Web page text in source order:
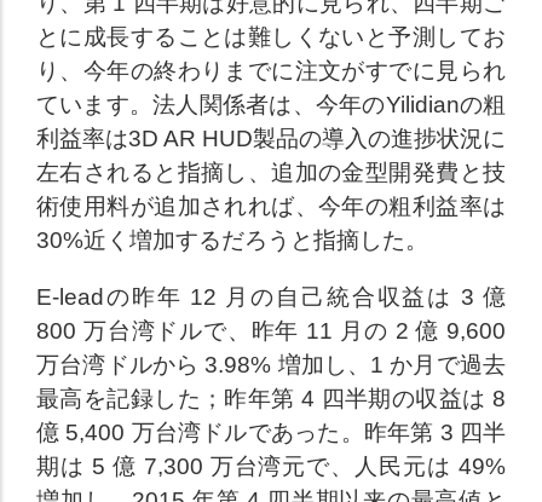
とに成長することは難しくないと予測してお
り、今年の終わりまでに注文がすでに見られ
ています。法人関係者は、今年のYilidianの粗
利益率は3D AR HUD製品の導入の進捗状況に
左右されると指摘し、追加の金型開発費と技
術使用料が追加されれば、今年の粗利益率は
30%近く増加するだろうと指摘した。
E-leadの昨年 12 月の自己統合収益は 3 億
800 万台湾ドルで、昨年 11 月の 2 億 9,600
万台湾ドルから 3.98% 増加し、1 か月で過去
最高を記録した；昨年第 4 四半期の収益は 8
億 5,400 万台湾ドルであった。昨年第 3 四半
期は 5 億 7,300 万台湾元で、人民元は 49%